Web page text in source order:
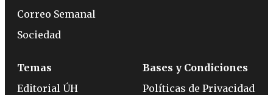
Correo Semanal
Sociedad
Temas
Editorial ÚH
Bases y Condiciones
Políticas de Privacidad